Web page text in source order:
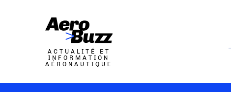
ACTUALITÉ ET
INFORMATION
AÉRONAUTIQUE